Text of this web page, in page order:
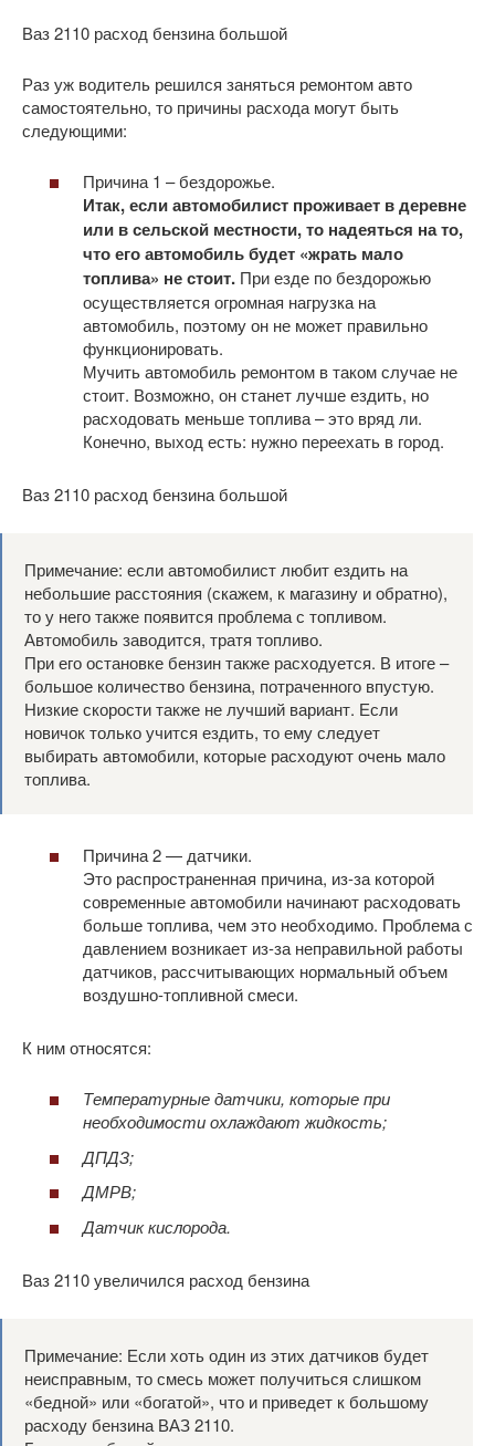
Ваз 2110 расход бензина большой
Раз уж водитель решился заняться ремонтом авто
самостоятельно, то причины расхода могут быть
следующими:
Причина 1 – бездорожье.
Итак, если автомобилист проживает в деревне
или в сельской местности, то надеяться на то,
что его автомобиль будет «жрать мало
топлива» не стоит. При езде по бездорожью
осуществляется огромная нагрузка на
автомобиль, поэтому он не может правильно
функционировать.
Мучить автомобиль ремонтом в таком случае не
стоит. Возможно, он станет лучше ездить, но
расходовать меньше топлива – это вряд ли.
Конечно, выход есть: нужно переехать в город.
Ваз 2110 расход бензина большой
Примечание: если автомобилист любит ездить на
небольшие расстояния (скажем, к магазину и обратно),
то у него также появится проблема с топливом.
Автомобиль заводится, тратя топливо.
При его остановке бензин также расходуется. В итоге –
большое количество бензина, потраченного впустую.
Низкие скорости также не лучший вариант. Если
новичок только учится ездить, то ему следует
выбирать автомобили, которые расходуют очень мало
топлива.
Причина 2 — датчики.
Это распространенная причина, из-за которой
современные автомобили начинают расходовать
больше топлива, чем это необходимо. Проблема с
давлением возникает из-за неправильной работы
датчиков, рассчитывающих нормальный объем
воздушно-топливной смеси.
К ним относятся:
Температурные датчики, которые при
необходимости охлаждают жидкость;
ДПДЗ;
ДМРВ;
Датчик кислорода.
Ваз 2110 увеличился расход бензина
Примечание: Если хоть один из этих датчиков будет
неисправным, то смесь может получиться слишком
«бедной» или «богатой», что и приведет к большому
расходу бензина ВАЗ 2110.